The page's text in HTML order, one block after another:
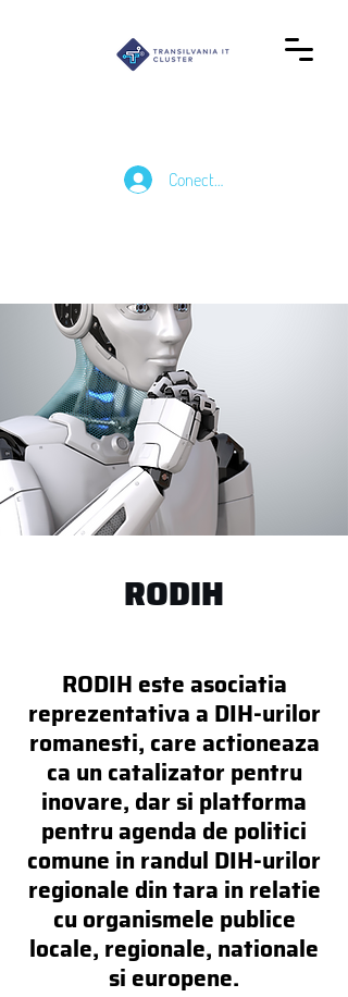
Conectează-te
RODIH
RODIH este asociatia
reprezentativa a DIH-urilor
romanesti, care actioneaza
ca un catalizator pentru
inovare, dar si platforma
pentru agenda de politici
comune in randul DIH-urilor
regionale din tara in relatie
cu organismele publice
locale, regionale, nationale
si europene.